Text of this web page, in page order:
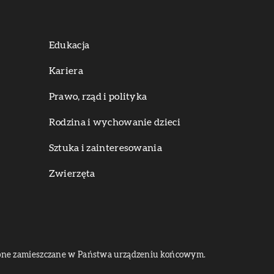
Edukacja
Kariera
Prawo, rząd i polityka
Rodzina i wychowanie dzieci
Sztuka i zainteresowania
Zwierzęta
zamieszczane w Państwa urządzeniu końcowym.